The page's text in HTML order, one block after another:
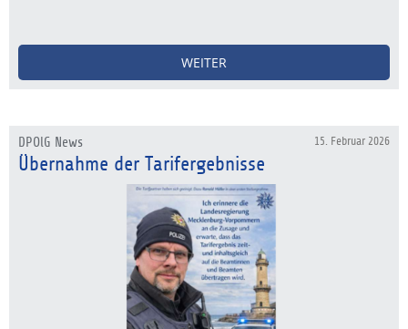
WEITER
15. Februar 2026
DPOlG News
Übernahme der Tarifergebnisse